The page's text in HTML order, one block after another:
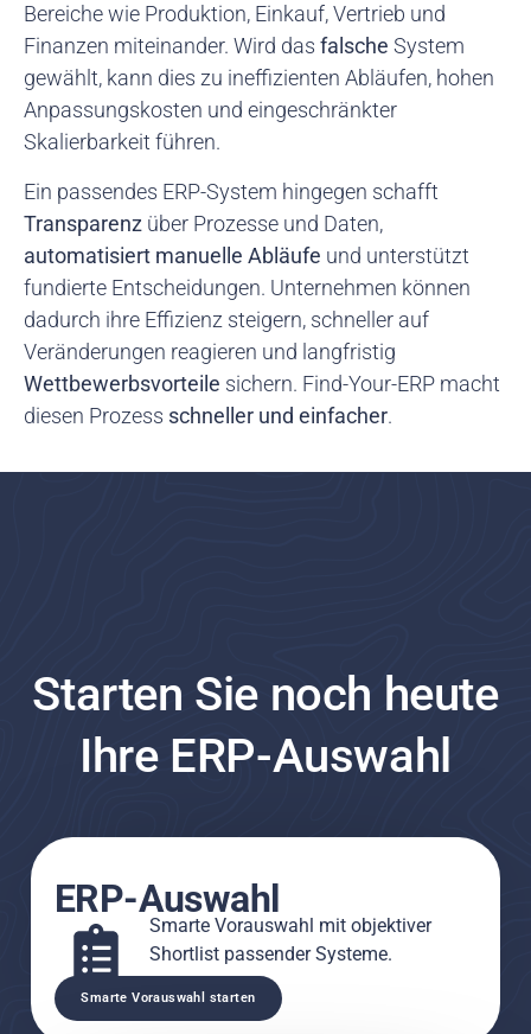
Bereiche wie Produktion, Einkauf, Vertrieb und
Finanzen miteinander. Wird das falsche System
gewählt, kann dies zu ineffizienten Abläufen, hohen
Anpassungskosten und eingeschränkter
Skalierbarkeit führen.
Ein passendes ERP-System hingegen schafft
Transparenz über Prozesse und Daten,
automatisiert manuelle Abläufe und unterstützt
fundierte Entscheidungen. Unternehmen können
dadurch ihre Effizienz steigern, schneller auf
Veränderungen reagieren und langfristig
Wettbewerbsvorteile sichern. Find-Your-ERP macht
diesen Prozess schneller und einfacher.
Starten Sie noch heute
Ihre ERP-Auswahl
ERP-Auswahl
Smarte Vorauswahl mit objektiver
Shortlist passender Systeme.
Smarte Vorauswahl starten